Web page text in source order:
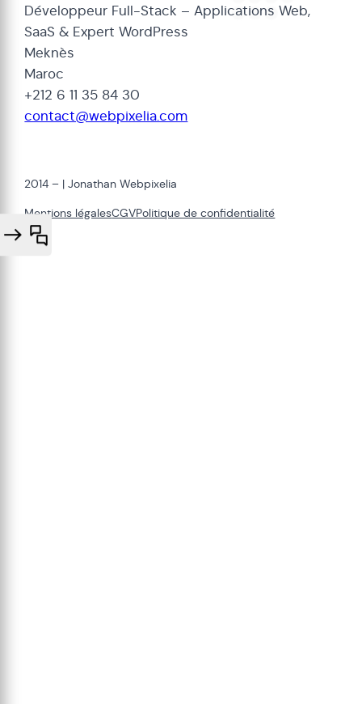
Développeur Full-Stack – Applications Web,
SaaS & Expert WordPress
Meknès
Maroc
+212 6 11 35 84 30
contact@webpixelia.com
2014 – | Jonathan Webpixelia
Mentions légalesCGVPolitique de confidentialité